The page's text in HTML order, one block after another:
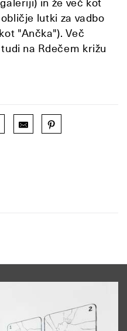
in že več kot
lutki za vadbo
"Ančka"). Več
na Rdečem križu